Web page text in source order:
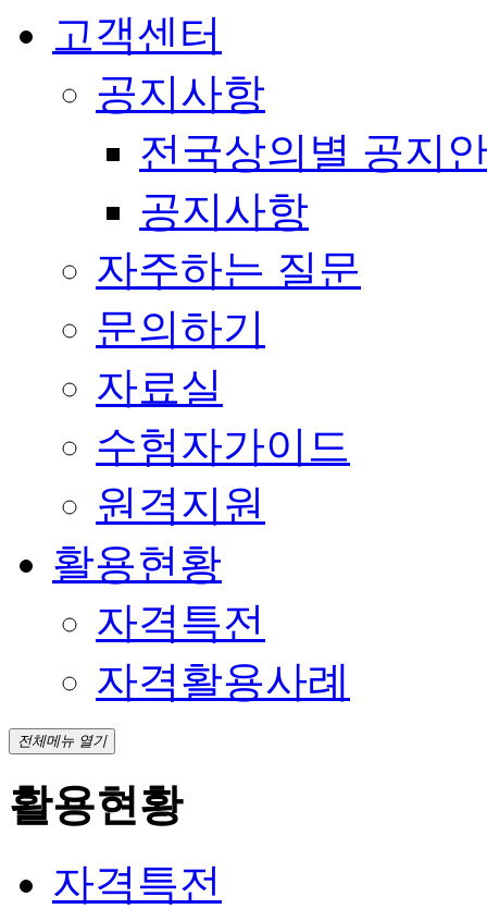
고객센터
공지사항
전국상의별 공지
공지사항
자주하는 질문
문의하기
자료실
수험자가이드
원격지원
활용현황
자격특전
자격활용사례
전체메뉴 열기
활용현황
자격특전